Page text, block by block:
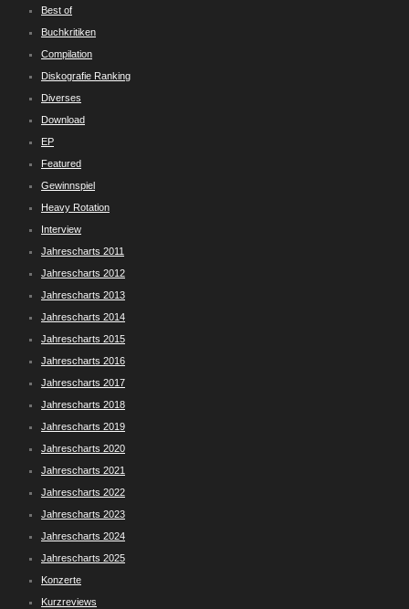
Best of
Buchkritiken
Compilation
Diskografie Ranking
Diverses
Download
EP
Featured
Gewinnspiel
Heavy Rotation
Interview
Jahrescharts 2011
Jahrescharts 2012
Jahrescharts 2013
Jahrescharts 2014
Jahrescharts 2015
Jahrescharts 2016
Jahrescharts 2017
Jahrescharts 2018
Jahrescharts 2019
Jahrescharts 2020
Jahrescharts 2021
Jahrescharts 2022
Jahrescharts 2023
Jahrescharts 2024
Jahrescharts 2025
Konzerte
Kurzreviews